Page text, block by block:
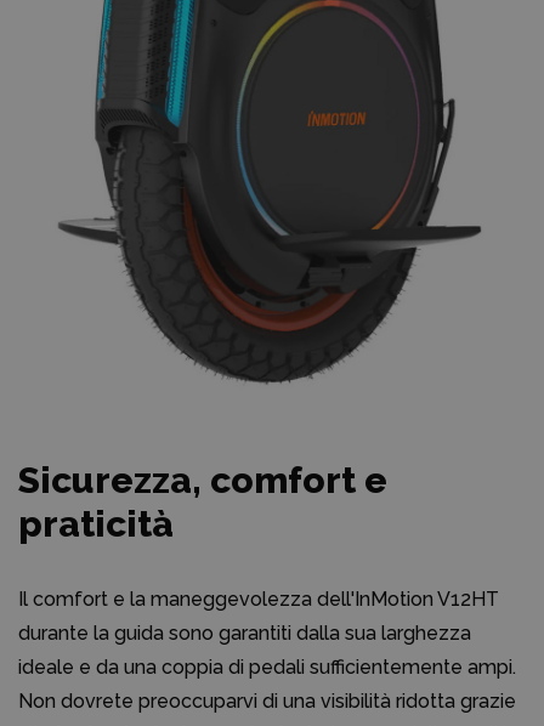
Sicurezza, comfort e
praticità
Il comfort e la maneggevolezza dell'InMotion V12HT
durante la guida sono garantiti dalla sua larghezza
ideale e da una coppia di pedali sufficientemente ampi.
Non dovrete preoccuparvi di una visibilità ridotta grazie